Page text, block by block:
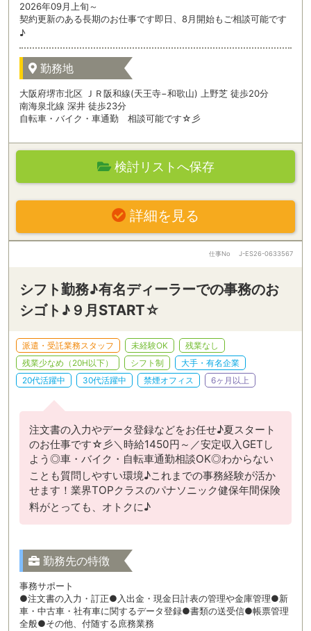
2026年09月上旬～
契約更新のある長期のお仕事です即日、8月開始もご相談可能です
♪
勤務地
大阪府堺市北区 ＪＲ阪和線(天王寺−和歌山) 上野芝 徒歩20分
南海泉北線 深井 徒歩23分
自転車・バイク・車通勤 相談可能です☆彡
検討リストへ保存
詳細を見る
仕事No J-ES26-0633567
シフト勤務♪有名ディーラーでの事務のお
シゴト♪９月START☆
派遣・受託業務スタッフ 未経験OK
残業なし
残業少なめ（20H以下）
シフト制
大手・有名企業
20代活躍中
30代活躍中 禁煙オフィス 6ヶ月以上
注文書の入力やデータ登録などをお任せ♪夏スタート
のお仕事です☆彡＼時給1450円～／安定収入GETし
よう◎車・バイク・自転車通勤相談OK◎わからない
ことも質問しやすい環境♪これまでの事務経験が活か
せます！業界TOPクラスのパナソニック健保年間保険
料がとっても、オトクに♪
勤務先の特徴
事務サポート
●注文書の入力・訂正●入出金・現金日計表の管理や金庫管理●新
車・中古車・社有車に関するデータ登録●書類の送受信●帳票管理
全般●その他、付随する庶務業務